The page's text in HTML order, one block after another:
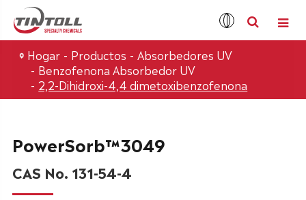
Hogar Productos
Absorbedores UV
Benzofenona Absorbedor UV
2,2-Dihidroxi-4,4 dimetoxibenzofenona
PowerSorb™3049
CAS No. 131-54-4